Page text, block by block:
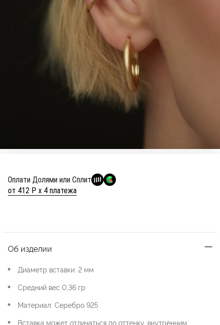
Оплати Долями или Сплит
от 412 Р х 4 платежа
Об изделии
Диаметр вставки: 2 мм
Средний вес 0,36 гр
Материал: Серебро 925
Вставка может отличаться по оттенку, внутренним